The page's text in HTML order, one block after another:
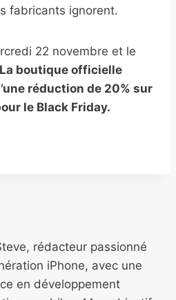
fabricants ignorent.
22 novembre et le
La boutique officielle
réduction de 20% sur
le Black Friday.
rédacteur passionné
iPhone, avec une
en développement